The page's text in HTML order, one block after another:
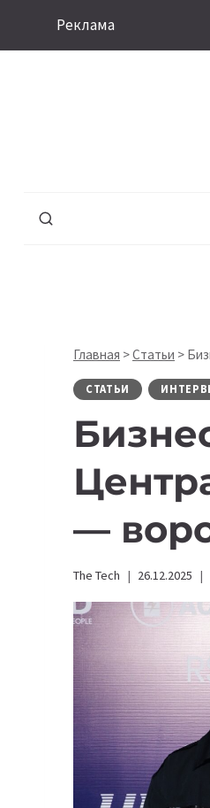
Реклама
Главная >Статьи >
СТАТЬИ
—
The Tech 26.12.2025